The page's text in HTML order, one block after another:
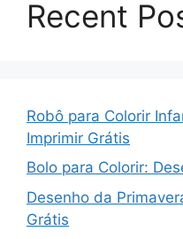
Recent
Robô para Colorir
Imprimir Grátis
Bolo para Colorir:
Desenho da
Grátis